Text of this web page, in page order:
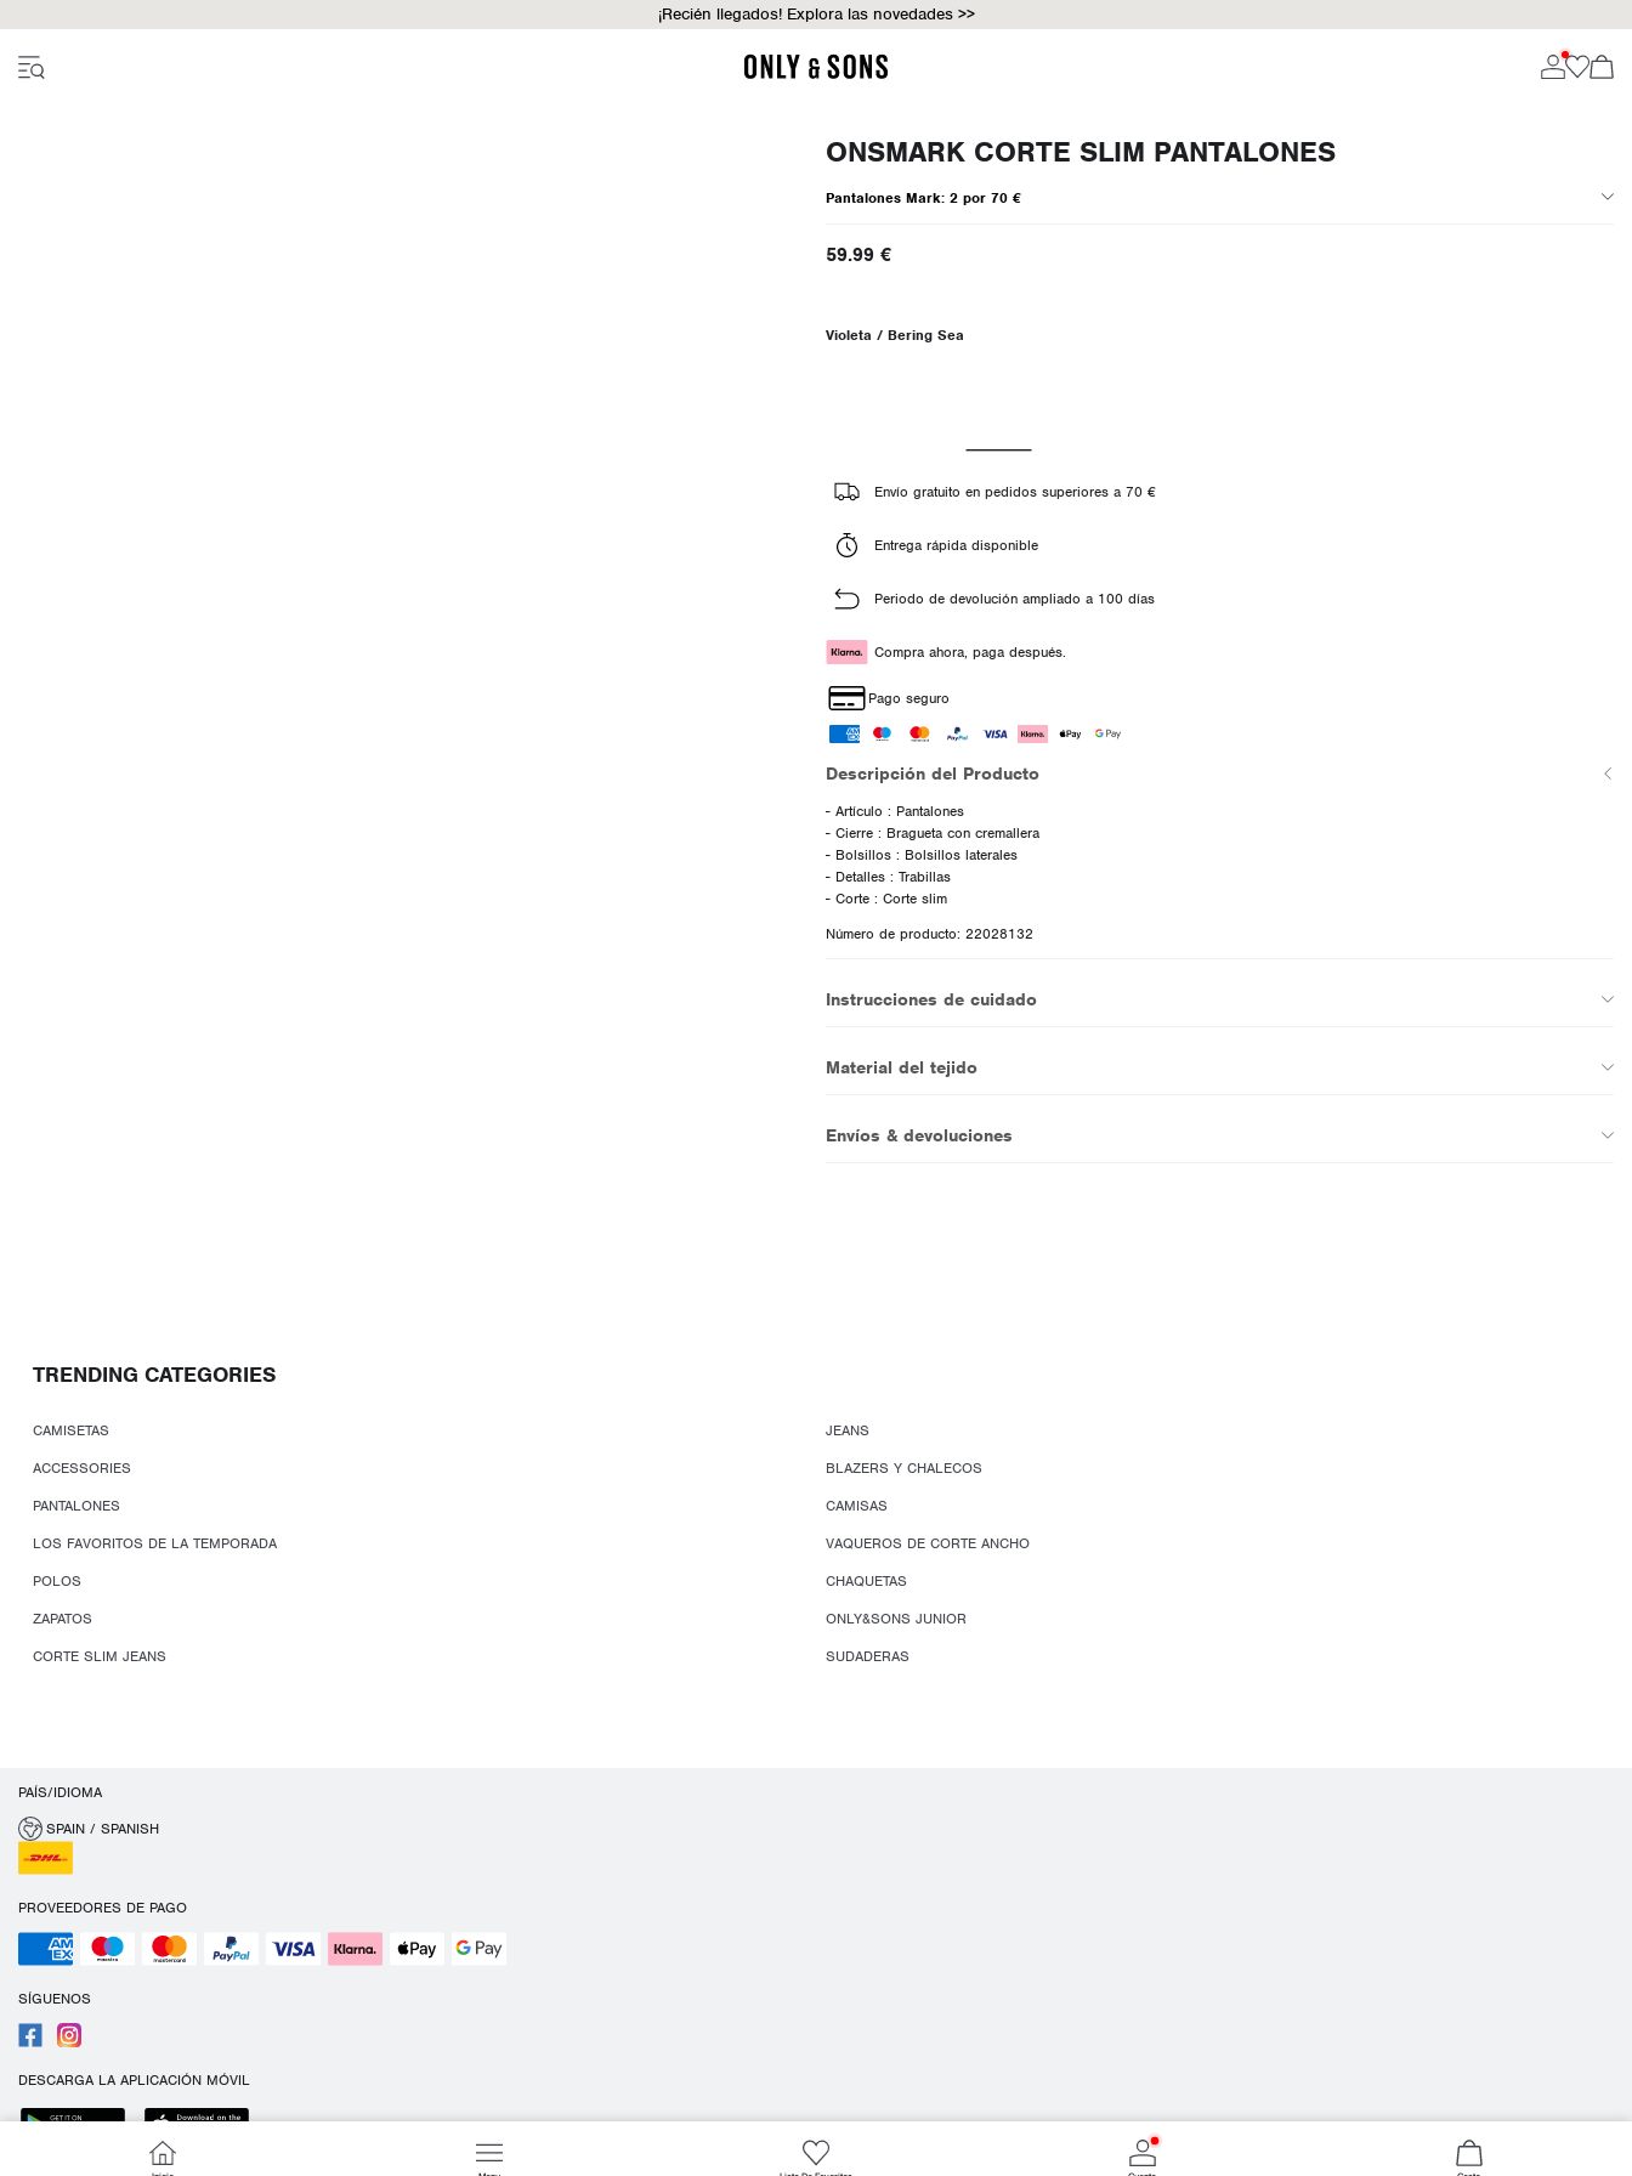
¡Recién llegados! Explora las novedades >>
ONSMARK CORTE SLIM PANTALONES
Pantalones Mark: 2 por 70 €
59.99 €
Violeta / Bering Sea
Envío gratuito en pedidos superiores a 70 €
Entrega rápida disponible
Periodo de devolución ampliado a 100 días
Compra ahora, paga después.
Pago seguro
Descripción del Producto
- Artículo : Pantalones
- Cierre : Bragueta con cremallera
- Bolsillos : Bolsillos laterales
- Detalles : Trabillas
- Corte : Corte slim
Número de producto: 22028132
Instrucciones de cuidado
Material del tejido
Envíos & devoluciones
TRENDING CATEGORIES
CAMISETAS
JEANS
ACCESSORIES
BLAZERS Y CHALECOS
PANTALONES
CAMISAS
LOS FAVORITOS DE LA TEMPORADA
VAQUEROS DE CORTE ANCHO
POLOS
CHAQUETAS
ZAPATOS
ONLY&SONS JUNIOR
CORTE SLIM JEANS
SUDADERAS
PAÍS/IDIOMA
SPAIN / SPANISH
PROVEEDORES DE PAGO
SÍGUENOS
DESCARGA LA APLICACIÓN MÓVIL